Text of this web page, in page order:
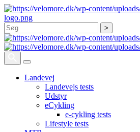
Søg
Landevej
Landevejs tests
Udstyr
eCykling
e-cykling tests
Lifestyle tests